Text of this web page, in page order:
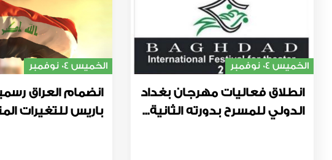
الخميس 04 نوفمبر
انطلاق فعاليات مهرجان بغداد
الدولي للمسرح بدورته الثانية...
الخميس 04 نوفمبر
انضمام العراق
باريس للتغيرات